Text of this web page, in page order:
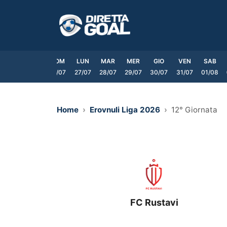
DOM
26/07
LUN
27/07
MAR
28/07
MER
29/07
GIO
30/07
VEN
31/07
SAB
01/08
Home Erovnuli Liga 2026 12° Giornata
FC Rustavi